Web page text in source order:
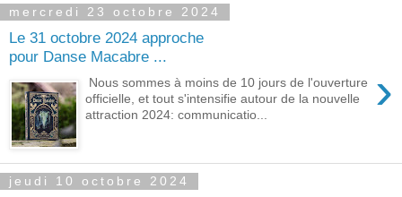
mercredi 23 octobre 2024
Le 31 octobre 2024 approche
pour Danse Macabre ...
›
Nous sommes à moins de 10 jours de l'ouverture
officielle, et tout s'intensifie autour de la nouvelle
attraction 2024: communicatio...
jeudi 10 octobre 2024